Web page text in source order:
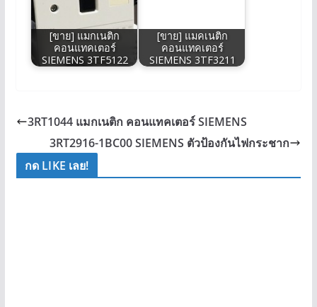
[ขาย] แมกเนติก
คอนแทคเตอร์
SIEMENS 3TF5122
[ขาย] แมคเนติก
คอนแทคเตอร์
SIEMENS 3TF3211
3RT1044 แมกเนติก คอนแทคเตอร์ SIEMENS
3RT2916-1BC00 SIEMENS ตัวป้องกันไฟกระชาก
กด LIKE เลย!